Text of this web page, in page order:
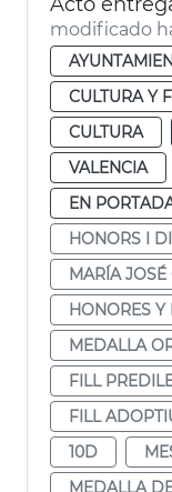
modificado
CULTURA Y
CULTURA
VALENCIA
EN
HONORS I
MARÍA JOSÉ
HONORES Y
MEDALLA
FILL
FILL
10D
MEDALLA